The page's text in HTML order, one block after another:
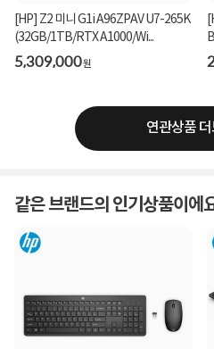
[HP] Z2 미니 G1i A96ZPAV U7-265K
(32GB/1TB/RTX A1000/Wi...
5,309,000원
연관상품 더
같은 브랜드의 인기상품이에